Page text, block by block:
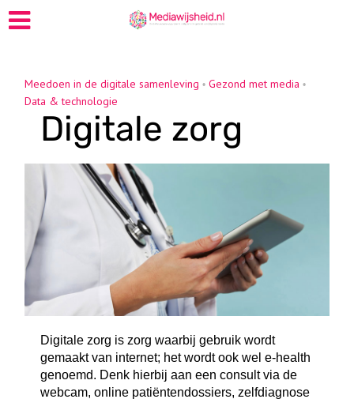
Meedoen in de digitale samenleving • Gezond met media •
Data & technologie
Digitale zorg
Digitale zorg is zorg waarbij gebruik wordt
gemaakt van internet; het wordt ook wel e-health
genoemd. Denk hierbij aan een consult via de
webcam, online patiëntendossiers, zelfdiagnose